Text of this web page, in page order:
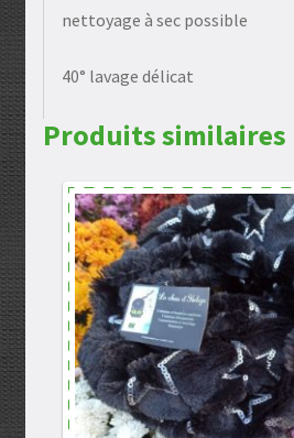
nettoyage à sec possible
40° lavage délicat
Produits similaires